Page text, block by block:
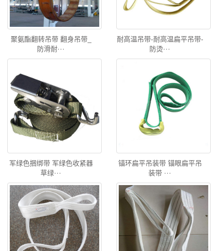
聚氨酯翻转吊带 翻身吊带_
防滑耐···
耐高温吊带-耐高温扁平吊带-
防烫···
军绿色捆绑带 军绿色收紧器
草绿···
锚环扁平吊装带 锚眼扁平吊
装带 ···